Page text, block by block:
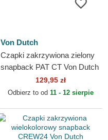
Von Dutch
Czapki zakrzywiona zielony
snapback PAT CT Von Dutch
129,95 zł
Odbierz to od 11 - 12 sierpie